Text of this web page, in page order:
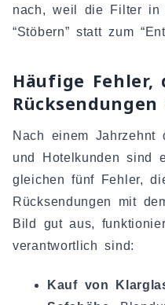
nach, weil die Filter in
“Stöbern” statt zum
Häufige
Rücksendungen
Nach einem Jahrzehnt
und Hotelkunden sind
gleichen fünf Fehler,
Rücksendungen mit
Bild gut aus,
verantwortlich sind:
Kauf von